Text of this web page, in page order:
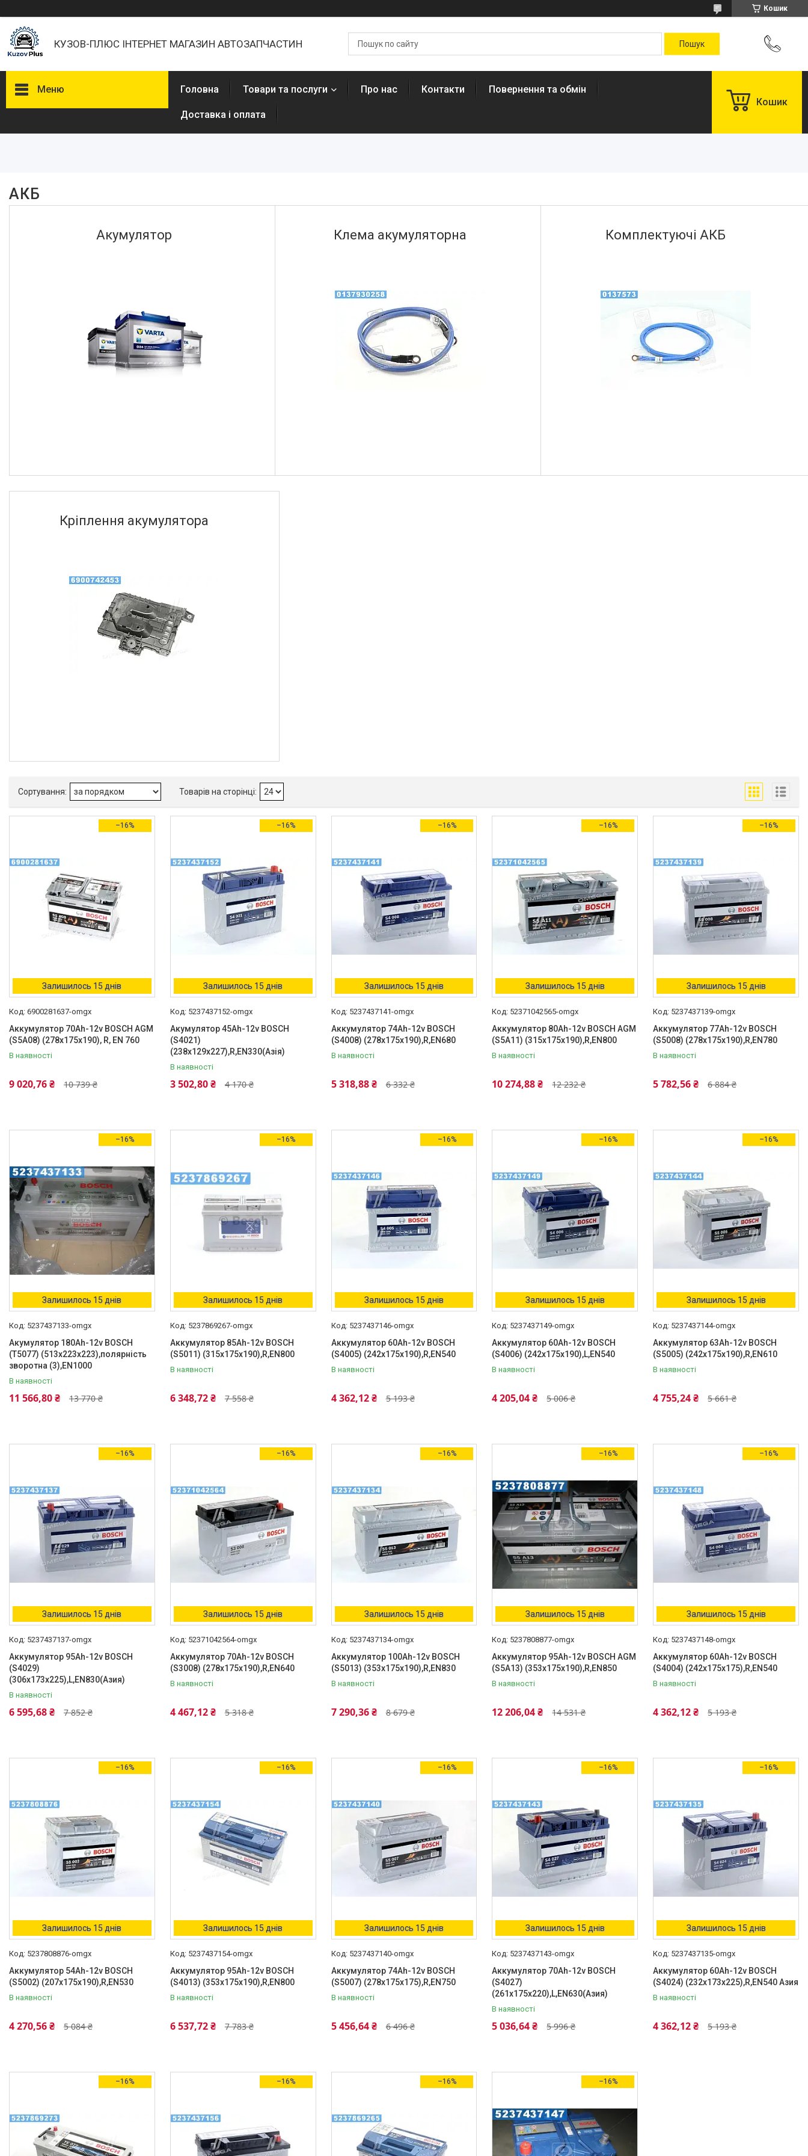
Кошик
КУЗОВ-ПЛЮС ІНТЕРНЕТ МАГАЗИН АВТОЗАПЧАСТИН
Меню
Так
Товары и услуги
Головна Товари та послуги Про нас Контакти Повернення та обмін
Доставка і оплата
Кошик
АКБ
Акумулятор Клема акумуляторна Комплектуючі АКБ
Кріплення акумулятора
–16%
Залишилось 15 днів
6900281637-omgx
Аккумулятор 70Ah-12v BOSCH AGM
(S5A08) (278х175х190), R, EN 760
В наявності
10 739 ₴
9 020,76 ₴
–16%
Залишилось 15 днів
5237437152-omgx
Акумулятор 45Ah-12v BOSCH
(S4021)
(238x129x227),R,EN330(Азія)
В наявності
4 170 ₴
3 502,80 ₴
–16%
Залишилось 15 днів
5237437141-omgx
Аккумулятор 74Ah-12v BOSCH
(S4008) (278x175x190),R,EN680
В наявності
6 332 ₴
5 318,88 ₴
–16%
Залишилось 15 днів
52371042565-omgx
Аккумулятор 80Ah-12v BOSCH AGM
(S5A11) (315x175x190),R,EN800
В наявності
12 232 ₴
10 274,88 ₴
–16%
Залишилось 15 днів
5237437139-omgx
Аккумулятор 77Ah-12v BOSCH
(S5008) (278x175x190),R,EN780
В наявності
6 884 ₴
5 782,56 ₴
–16%
Залишилось 15 днів
5237437133-omgx
Акумулятор 180Ah-12v BOSCH
(T5077) (513x223x223),полярність
зворотна (3),EN1000
В наявності
13 770 ₴
11 566,80 ₴
–16%
Залишилось 15 днів
5237869267-omgx
Аккумулятор 85Ah-12v BOSCH
(S5011) (315x175x190),R,EN800
В наявності
7 558 ₴
6 348,72 ₴
–16%
Залишилось 15 днів
5237437146-omgx
Аккумулятор 60Ah-12v BOSCH
(S4005) (242x175x190),R,EN540
В наявності
5 193 ₴
4 362,12 ₴
–16%
Залишилось 15 днів
5237437149-omgx
Аккумулятор 60Ah-12v BOSCH
(S4006) (242x175x190),L,EN540
В наявності
5 006 ₴
4 205,04 ₴
–16%
Залишилось 15 днів
5237437144-omgx
Аккумулятор 63Ah-12v BOSCH
(S5005) (242x175x190),R,EN610
В наявності
5 661 ₴
4 755,24 ₴
–16%
Залишилось 15 днів
5237437137-omgx
Аккумулятор 95Ah-12v BOSCH
(S4029)
(306x173x225),L,EN830(Азия)
В наявності
7 852 ₴
6 595,68 ₴
–16%
Залишилось 15 днів
52371042564-omgx
Аккумулятор 70Ah-12v BOSCH
(S3008) (278x175x190),R,EN640
В наявності
5 318 ₴
4 467,12 ₴
–16%
Залишилось 15 днів
5237437134-omgx
Аккумулятор 100Ah-12v BOSCH
(S5013) (353x175x190),R,EN830
В наявності
8 679 ₴
7 290,36 ₴
–16%
Залишилось 15 днів
5237808877-omgx
Аккумулятор 95Ah-12v BOSCH AGM
(S5A13) (353x175x190),R,EN850
В наявності
14 531 ₴
12 206,04 ₴
–16%
Залишилось 15 днів
5237437148-omgx
Аккумулятор 60Ah-12v BOSCH
(S4004) (242x175x175),R,EN540
В наявності
5 193 ₴
4 362,12 ₴
–16%
Залишилось 15 днів
5237808876-omgx
Аккумулятор 54Ah-12v BOSCH
(S5002) (207x175x190),R,EN530
В наявності
5 084 ₴
4 270,56 ₴
–16%
Залишилось 15 днів
5237437154-omgx
Аккумулятор 95Ah-12v BOSCH
(S4013) (353x175x190),R,EN800
В наявності
7 783 ₴
6 537,72 ₴
–16%
Залишилось 15 днів
5237437140-omgx
Аккумулятор 74Ah-12v BOSCH
(S5007) (278x175x175),R,EN750
В наявності
6 496 ₴
5 456,64 ₴
–16%
Залишилось 15 днів
5237437143-omgx
Аккумулятор 70Ah-12v BOSCH
(S4027)
(261x175x220),L,EN630(Азия)
В наявності
5 996 ₴
5 036,64 ₴
–16%
Залишилось 15 днів
5237437135-omgx
Аккумулятор 60Ah-12v BOSCH
(S4024) (232x173x225),R,EN540 Азия
В наявності
5 193 ₴
4 362,12 ₴
–16% –16% –16% –16%